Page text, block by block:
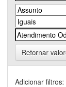
Retornar
Adicionar filtros: